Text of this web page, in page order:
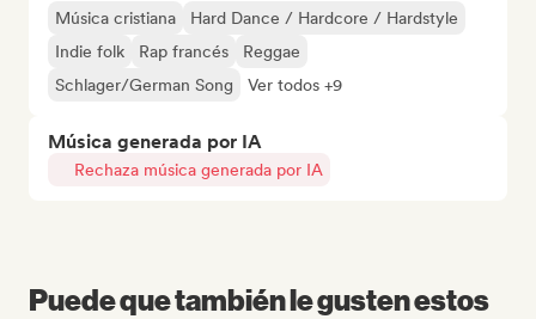
Música cristiana
Hard Dance / Hardcore / Hardstyle
Indie folk
Rap francés
Reggae
Schlager/German Song
Ver todos +9
Música generada por IA
Rechaza música generada por IA
Puede que también le gusten estos